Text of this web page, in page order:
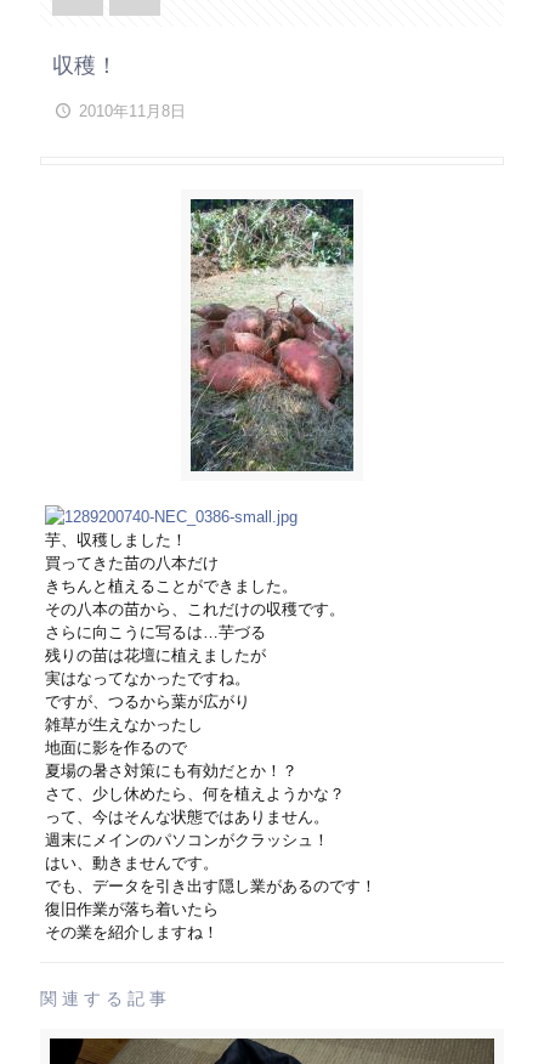
収穫！
2010年11月8日
芋、収穫しました！
買ってきた苗の八本だけ
きちんと植えることができました。
その八本の苗から、これだけの収穫です。
さらに向こうに写るは…芋づる
残りの苗は花壇に植えましたが
実はなってなかったですね。
ですが、つるから葉が広がり
雑草が生えなかったし
地面に影を作るので
夏場の暑さ対策にも有効だとか！？
さて、少し休めたら、何を植えようかな？
って、今はそんな状態ではありません。
週末にメインのパソコンがクラッシュ！
はい、動きませんです。
でも、データを引き出す隠し業があるのです！
復旧作業が落ち着いたら
その業を紹介しますね！
関連する記事